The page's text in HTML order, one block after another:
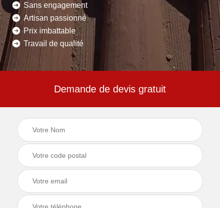
Sans engagement
Artisan passionné
Prix imbattable
Travail de qualité
Demande de devis gratuit